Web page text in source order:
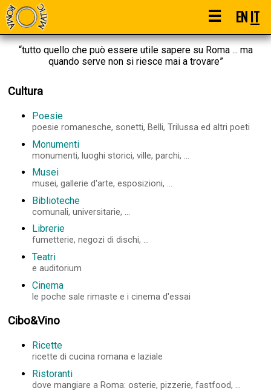
☰ ENIT
“tutto quello che può essere utile sapere su Roma ... ma
quando serve non si riesce mai a trovare”
Cultura
Poesie
poesie romanesche, sonetti, Belli, Trilussa ed altri poeti
Monumenti
monumenti, luoghi storici, ville, parchi, ...
Musei
musei, gallerie d'arte, esposizioni, ...
Biblioteche
comunali, universitarie, ...
Librerie
fumetterie, negozi di dischi, ...
Teatri
e auditorium
Cinema
le poche sale rimaste e i cinema d'essai
Cibo&Vino
Ricette
ricette di cucina romana e laziale
Ristoranti
dove mangiare a Roma: osterie, pizzerie, fastfood, ...